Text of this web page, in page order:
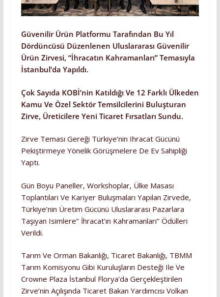
Güvenilir Ürün Platformu Tarafından Bu Yıl
Dördüncüsü Düzenlenen Uluslararası Güvenilir
Ürün Zirvesi, “İhracatın Kahramanları” Temasıyla
İstanbul’da Yapıldı.
Çok Sayıda KOBİ’nin Katıldığı Ve 12 Farklı Ülkeden
Kamu Ve Özel Sektör Temsilcilerini Buluşturan
Zirve, Üreticilere Yeni Ticaret Fırsatları Sundu.
Zirve Teması Gereği Türkiye’nin Ihracat Gücünü
Pekiştirmeye Yönelik Görüşmelere De Ev Sahipliği
Yaptı.
Gün Boyu Paneller, Workshoplar, Ülke Masası
Toplantıları Ve Kariyer Buluşmaları Yapılan Zirvede,
Türkiye’nin Üretim Gücünü Uluslararası Pazarlara
Taşıyan Isimlere’’ İhracat’ın Kahramanları’’ Ödülleri
Verildi.
Tarım Ve Orman Bakanlığı, Ticaret Bakanlığı, TBMM
Tarım Komisyonu Gibi Kuruluşların Desteği Ile Ve
Crowne Plaza İstanbul Florya’da Gerçekleştirilen
Zirve’nin Açılışında Ticaret Bakan Yardımcısı Volkan